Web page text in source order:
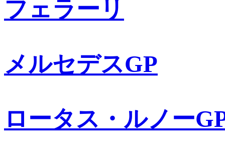
フェラーリ
メルセデスGP
ロータス・ルノー